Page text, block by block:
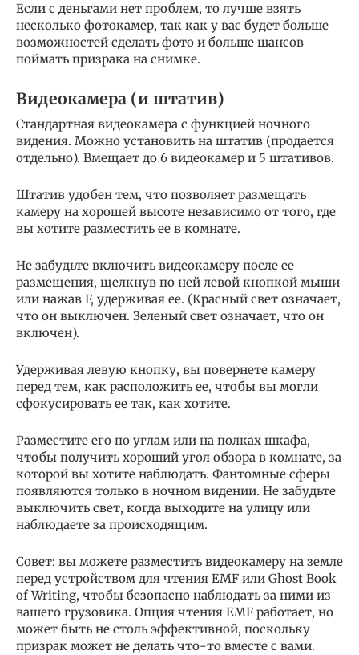
Если с деньгами нет проблем, то лучше взять
несколько фотокамер, так как у вас будет больше
возможностей сделать фото и больше шансов
поймать призрака на снимке.
Видеокамера (и штатив)
Стандартная видеокамера с функцией ночного
видения. Можно установить на штатив (продается
отдельно). Вмещает до 6 видеокамер и 5 штативов.
Штатив удобен тем, что позволяет размещать
камеру на хорошей высоте независимо от того, где
вы хотите разместить ее в комнате.
Не забудьте включить видеокамеру после ее
размещения, щелкнув по ней левой кнопкой мыши
или нажав F, удерживая ее. (Красный свет означает,
что он выключен. Зеленый свет означает, что он
включен).
Удерживая левую кнопку, вы повернете камеру
перед тем, как расположить ее, чтобы вы могли
сфокусировать ее так, как хотите.
Разместите его по углам или на полках шкафа,
чтобы получить хороший угол обзора в комнате, за
которой вы хотите наблюдать. Фантомные сферы
появляются только в ночном видении. Не забудьте
выключить свет, когда выходите на улицу или
наблюдаете за происходящим.
Совет: вы можете разместить видеокамеру на земле
перед устройством для чтения EMF или Ghost Book
of Writing, чтобы безопасно наблюдать за ними из
вашего грузовика. Опция чтения EMF работает, но
может быть не столь эффективной, поскольку
призрак может не делать что-то вместе с вами.